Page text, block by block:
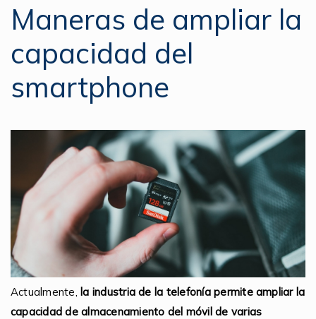
Maneras de ampliar la
capacidad del
smartphone
Actualmente, la industria de la telefonía permite ampliar la
capacidad de almacenamiento del móvil de varias